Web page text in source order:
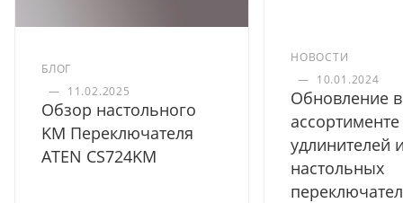
БЛОГ
— 11.02.2025
Обзор настольного
KM Переключателя
ATEN CS724KM
НОВОСТИ
— 10.01.2024
Обновление в
удлинителей
настольных